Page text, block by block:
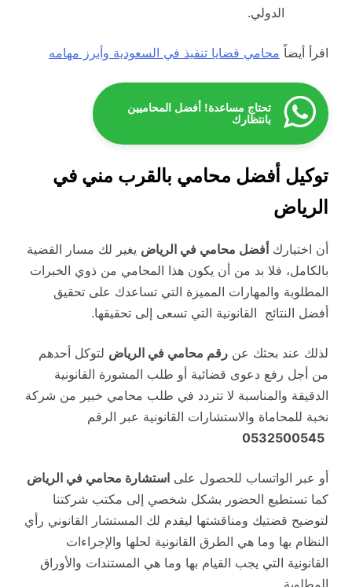
الدولي.
اقرأ أيضاً محامي قضايا تنفيذ في السعودية وأبرز مهامه
تحتاج مساعدة! أفضل المحاميين
بانتظارك
توكيل أفضل محامي بالقرب مني في
الرياض
أن اختياركأفضل محامي في الرياض يغير لك مسار القضية
بالكامل، فلا بد من أن يكون هذا المحامي من ذوي الخبرات
المطلوبة والمهارات المميزة التي تساعدك على تحقيق
أفضل النتائج القانونية التي تسعى إلى تحقيقها.
لذلك عند بحثك عن رقم محامي في الرياض لتوكل أحدهم
من أجل رفع دعوى قضائية أو طلب المشورة القانونية
الدقيقة والمناسبة لا تتردد في طلب محامي خبير من شركة
نخبة للمحاماة والاستشارات القانونية عبر الرقم
0532500545
أو عبر الواتساب للحصول على استشارة محامي في الرياض
كما تستطيع الحضور بشكل شخصي إلى مكتب شركتنا
لتوضيح قضتيك ومناقشتها ليقدم لك المستشار القانوني رأي
النظام بها وما هي الطرق القانونية لحلها والإجراءات
القانونية التي يجب القيام بها وما هي المستندات والأوراق
المطلوبة .